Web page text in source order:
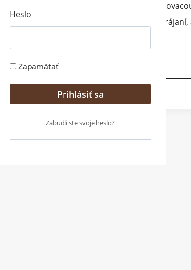
Predstavte si, ako váš stôl ožíva s našou
doska nie je len praktickým pomocníkom pri
Veľkosť 30 – 35 cm
Pridať do košíka
Heslo
Zapamätať
Zabudli ste svoje heslo?